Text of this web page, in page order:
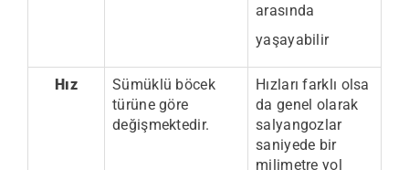
arasında
yaşayabilir
Hız
Sümüklü böcek
türüne göre
değişmektedir.
Hızları farklı olsa
da genel olarak
salyangozlar
saniyede bir
milimetre yol